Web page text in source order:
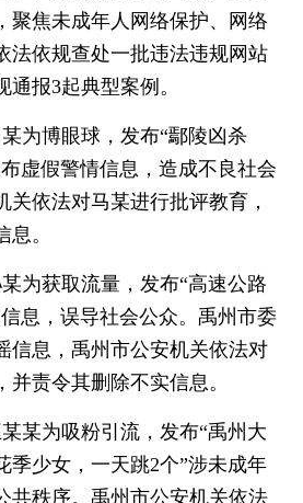
聚焦未成年人网络保护、网络
法依规查处一批违法违规网站
报3起典型案例。
为博眼球，发布“鄢陵凶杀
虚假警情信息，造成不良社会
关依法对马某进行批评教育，
。
为获取流量，发布“高速公路
息，误导社会公众。禹州市委
信息，禹州市公安机关依法对
责令其删除不实信息。
某为吸粉引流，发布“禹州大
季少女，一天跳2个”涉未成年
共秩序。禹州市公安机关依法